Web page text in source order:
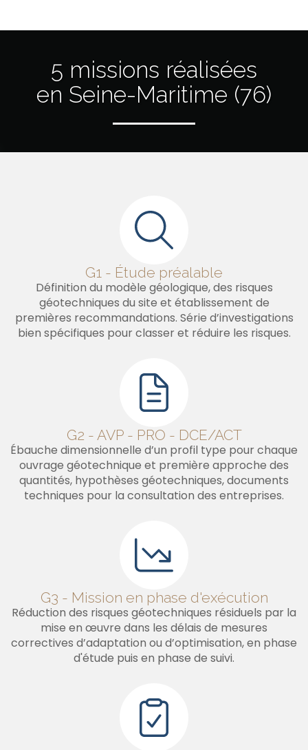
5 missions réalisées
en Seine-Maritime (76)
G1 - Étude préalable
Définition du modèle géologique, des risques
géotechniques du site et établissement de
premières recommandations. Série d’investigations
bien spécifiques pour classer et réduire les risques.
G2 - AVP - PRO - DCE/ACT
Ébauche dimensionnelle d’un profil type pour chaque
ouvrage géotechnique et première approche des
quantités, hypothèses géotechniques, documents
techniques pour la consultation des entreprises.
G3 - Mission en phase d'exécution
Réduction des risques géotechniques résiduels par la
mise en œuvre dans les délais de mesures
correctives d’adaptation ou d’optimisation, en phase
d'étude puis en phase de suivi.